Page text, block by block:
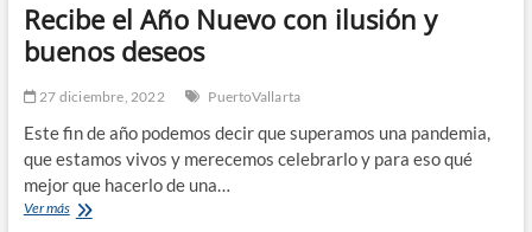
Recibe el Año Nuevo con ilusión y
buenos deseos
27 diciembre, 2022 PuertoVallarta
Este fin de año podemos decir que superamos una pandemia,
que estamos vivos y merecemos celebrarlo y para eso qué
mejor que hacerlo de una…
Ver másRecibe